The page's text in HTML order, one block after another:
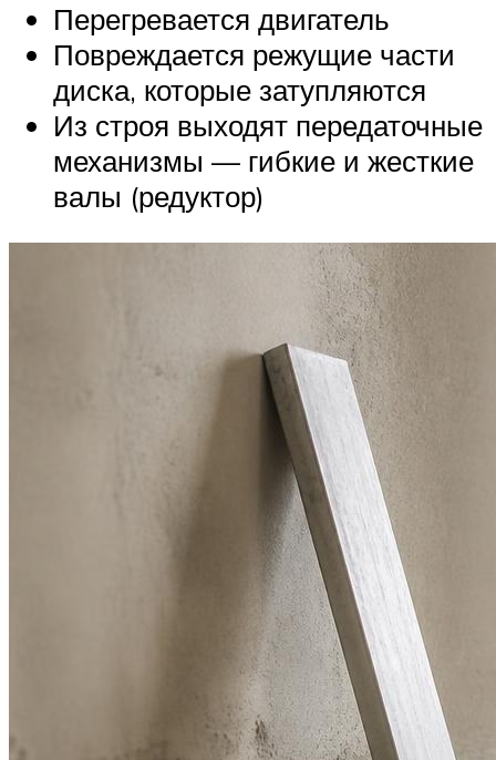
Перегревается двигатель
Повреждается режущие части
диска, которые затупляются
Из строя выходят передаточные
механизмы — гибкие и жесткие
валы (редуктор)